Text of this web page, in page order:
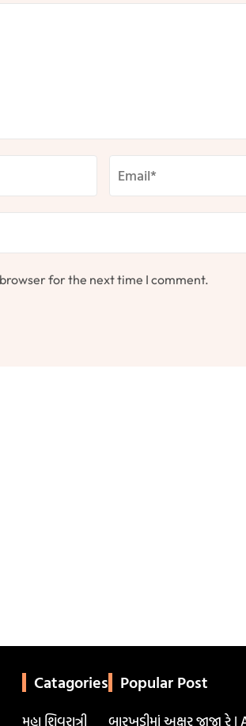
for the next time I comment.
Catagories
મહા શિવરાત્રી
Popular Post
બારખડીમાં અક્ષર જાજા રે |